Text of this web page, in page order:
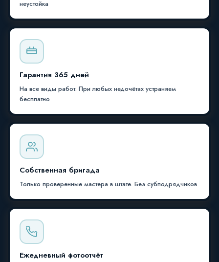
неустойка
Гарантия 365 дней
На все виды работ. При любых недочётах устраняем
бесплатно
Собственная бригада
Только проверенные мастера в штате. Без субподрядчиков
Ежедневный фотоотчёт